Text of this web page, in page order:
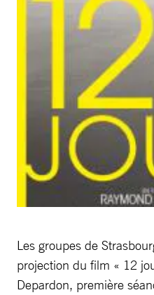
Les groupes de
projection du film « 12
Depardon, première